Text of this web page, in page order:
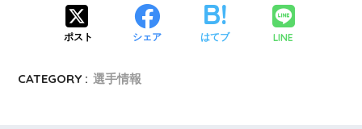
ポスト シェア はてブ LINE
CATEGORY : 選手情報